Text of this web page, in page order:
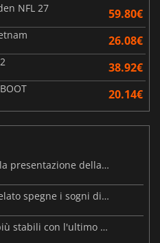
NFL 27
59.80€
26.08€
38.92€
20.14€
MARVEL Tōkon debutta con la presentazione della roadmap per il primo anno
Steam Frame: il prezzo trapelato spegne i sogni di un VR economico
Palworld: Sunreach e boss più stabili con l'ultimo update